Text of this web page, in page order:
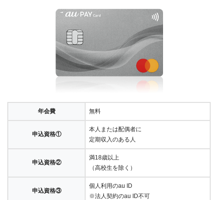
年会費 無料
申込資格①
本人または配偶者に
定期収入のある人
申込資格②
満18歳以上
（高校生を除く）
申込資格③
個人利用のau ID
※法人契約のau ID不可